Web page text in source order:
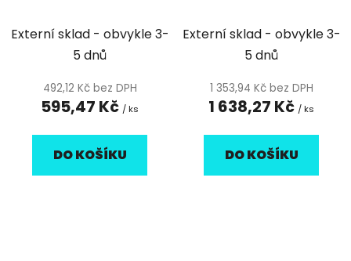
Botanica 40ml
Externí sklad - obvykle 3-
5 dnů
492,12 Kč bez DPH
595,47 Kč / ks
DO KOŠÍKU
Externí sklad - obvykle 3-
5 dnů
1 353,94 Kč bez DPH
1 638,27 Kč / ks
DO KOŠÍKU